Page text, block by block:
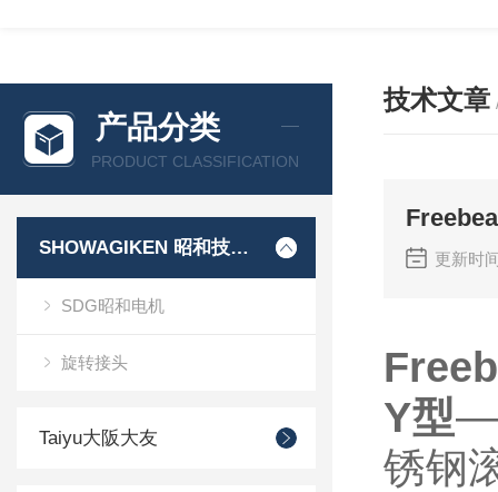
产品分类
PRODUCT CLASSIFICATION
SHOWAGIKEN 昭和技研SGK
SDG昭和电机
旋转接头
Taiyu大阪大友
技术文章
更新时
Y型
锈钢